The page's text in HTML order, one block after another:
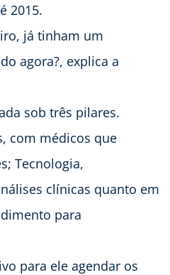
2015.
já tinham um
agora?, explica a
sob três pilares.
com médicos que
Tecnologia,
clínicas quanto em
para
para ele agendar os